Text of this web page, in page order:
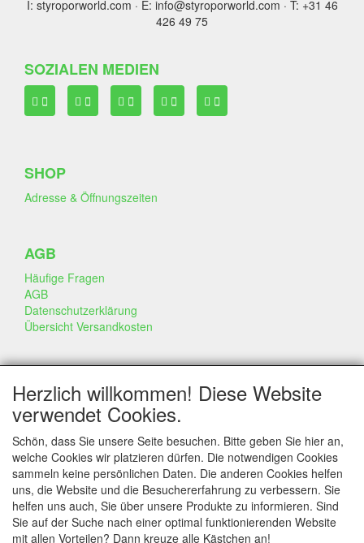
I: styroporworld.com · E: info@styroporworld.com · T: +31 46
426 49 75
SOZIALEN MEDIEN
SHOP
Adresse & Öffnungszeiten
AGB
Häufige Fragen
AGB
Datenschutzerklärung
Übersicht Versandkosten
GESCHÄFT & INFO
Kontakt
Firmen Information
Portfolio
Disclaimer
Statement & Umwelt
Torten mit Dummies
Herzlich willkommen! Diese Website
verwendet Cookies.
Schön, dass Sie unsere Seite besuchen. Bitte geben Sie hier an,
welche Cookies wir platzieren dürfen. Die notwendigen Cookies
sammeln keine persönlichen Daten. Die anderen Cookies helfen
uns, die Website und die Besuchererfahrung zu verbessern. Sie
helfen uns auch, Sie über unsere Produkte zu informieren. Sind
Sie auf der Suche nach einer optimal funktionierenden Website
mit allen Vorteilen? Dann kreuze alle Kästchen an!